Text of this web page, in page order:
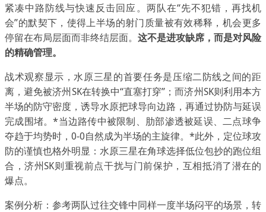
紧凑中路防线与快速反击回应。两队在“先不犯错，再找机
会”的默契下，使得上半场的射门质量被有效稀释，机会更多
停留在布局层面而非终结层面。 这不是进攻缺席，而是对风险
的精确管理。
战术观察显示，水原三星的首要任务是压缩二防线之间的距
离，避免被济州SK在转换中“直塞打穿”；而济州SK则利用本方
半场的防守密度，诱导水原把球导向边路，再通过协防与延误
完成围堵。*当边路传中被限制、肋部渗透被延误、二点球争
夺趋于均势时，0-0自然成为半场的主旋律。*此外，定位球攻
防的谨慎也格外明显：水原三星在角球选择低位包抄的跑位组
合，济州SK则重视前点干扰与门前保护，互相抵消了潜在的
爆点。
案例分析：参考两队过往交锋中同样一度半场闷平的场景，转